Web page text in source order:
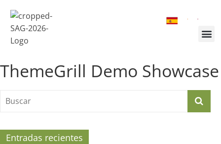
ThemeGrill Demo Showcase
Entradas recientes